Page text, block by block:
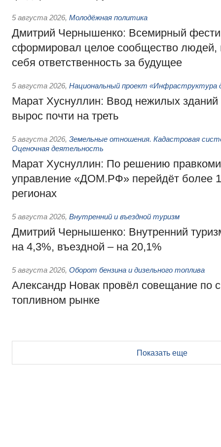
5 августа 2026, Молодёжная политика
Дмитрий Чернышенко: Всемирный
сформировал целое сообщество людей,
себя ответственность за будущее
5 августа 2026, Национальный проект «Инфраструктура
Марат Хуснуллин: Ввод нежилых зданий
вырос почти на треть
5 августа 2026, Земельные отношения. Кадастровая
Оценочная деятельность
Марат Хуснуллин: По решению
управление «ДОМ.РФ» перейдёт более
регионах
5 августа 2026, Внутренний и въездной туризм
Дмитрий Чернышенко: Внутренний
на 4,3%, въездной – на 20,1%
5 августа 2026, Оборот бензина и дизельного топлива
Александр Новак провёл совещание по
топливном рынке
Показать еще